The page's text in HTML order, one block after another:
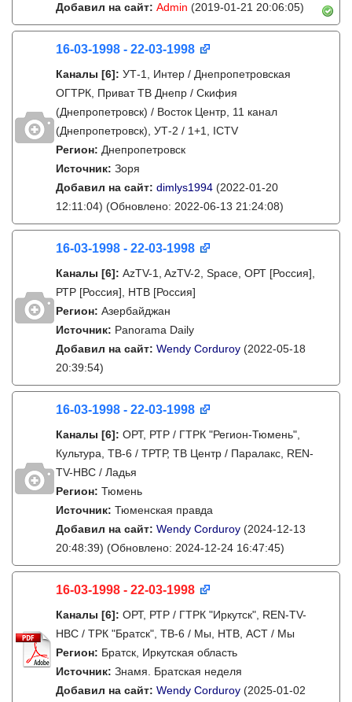
Добавил на сайт: Admin (2019-01-21 20:06:05)
16-03-1998 - 22-03-1998
Каналы [6]: УТ-1, Интер / Днепропетровская
ОГТРК, Приват ТВ Днепр / Скифия
(Днепропетровск) / Восток Центр, 11 канал
(Днепропетровск), УТ-2 / 1+1, ICTV
Регион: Днепропетровск
Источник: Зоря
Добавил на сайт: dimlys1994 (2022-01-20
12:11:04) (Обновлено: 2022-06-13 21:24:08)
16-03-1998 - 22-03-1998
Каналы [6]: AzTV-1, AzTV-2, Space, ОРТ [Россия],
РТР [Россия], НТВ [Россия]
Регион: Азербайджан
Источник: Panorama Daily
Добавил на сайт: Wendy Corduroy (2022-05-18
20:39:54)
16-03-1998 - 22-03-1998
Каналы [6]: ОРТ, РТР / ГТРК "Регион-Тюмень",
Культура, ТВ-6 / ТРТР, ТВ Центр / Паралакс, REN-
TV-НВС / Ладья
Регион: Тюмень
Источник: Тюменская правда
Добавил на сайт: Wendy Corduroy (2024-12-13
20:48:39) (Обновлено: 2024-12-24 16:47:45)
16-03-1998 - 22-03-1998
Каналы [6]: ОРТ, РТР / ГТРК "Иркутск", REN-TV-
НВС / ТРК "Братск", ТВ-6 / Мы, НТВ, АСТ / Мы
Регион: Братск, Иркутская область
Источник: Знамя. Братская неделя
Добавил на сайт: Wendy Corduroy (2025-01-02